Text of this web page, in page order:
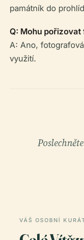
památník do
Q: Mohu
A: Ano,
využití.
VÁŠ OSOBNÍ